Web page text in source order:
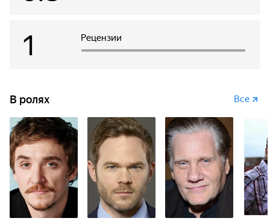
Рецензии
1
В ролях Все